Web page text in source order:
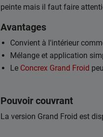
peinte mais il faut faire
Avantages
Convient à l'intérieur
Mélange et application
Le Concrex Grand Froid
Pouvoir couvrant
La version Grand Froid est